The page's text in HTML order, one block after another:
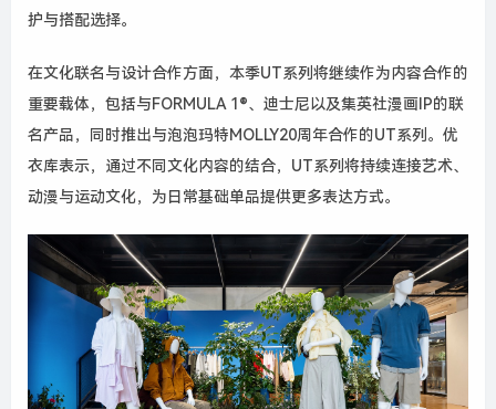
护与搭配选择。
在文化联名与设计合作方面，本季UT系列将继续作为内容合作的
重要载体，包括与FORMULA 1®、迪士尼以及集英社漫画IP的联
名产品，同时推出与泡泡玛特MOLLY20周年合作的UT系列。优
衣库表示，通过不同文化内容的结合，UT系列将持续连接艺术、
动漫与运动文化，为日常基础单品提供更多表达方式。